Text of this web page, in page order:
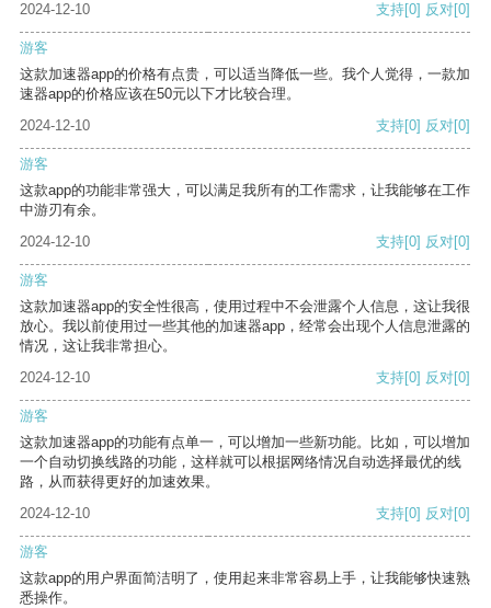
2024-12-10
支持[0] 反对[0]
游客
这款加速器app的价格有点贵，可以适当降低一些。我个人觉得，一款加
速器app的价格应该在50元以下才比较合理。
2024-12-10
支持[0] 反对[0]
游客
这款app的功能非常强大，可以满足我所有的工作需求，让我能够在工作
中游刃有余。
2024-12-10
支持[0] 反对[0]
游客
这款加速器app的安全性很高，使用过程中不会泄露个人信息，这让我很
放心。我以前使用过一些其他的加速器app，经常会出现个人信息泄露的
情况，这让我非常担心。
2024-12-10
支持[0] 反对[0]
游客
这款加速器app的功能有点单一，可以增加一些新功能。比如，可以增加
一个自动切换线路的功能，这样就可以根据网络情况自动选择最优的线
路，从而获得更好的加速效果。
2024-12-10
支持[0] 反对[0]
游客
这款app的用户界面简洁明了，使用起来非常容易上手，让我能够快速熟
悉操作。